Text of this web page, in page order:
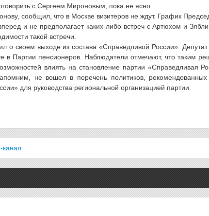
с Сергеем Мироновым, пока не ясно.
сообщил, что в Москве визитеров не ждут. График
и не предполагает каких-либо встреч с Артюхом и
такой встречи.
о своем выходе из состава «Справедливой России». Депутат
в Партии пенсионеров. Наблюдатели отмечают, что таким
влиять на становление партии «Справедливая
не вошел в перечень политиков,
для руководства региональной организацией партии.
канал